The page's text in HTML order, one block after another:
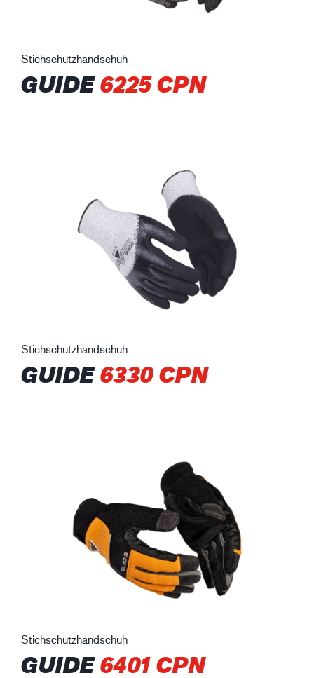
Stichschutzhandschuh
GUIDE6225 CPN
Stichschutzhandschuh
GUIDE6330 CPN
Stichschutzhandschuh
GUIDE6401 CPN